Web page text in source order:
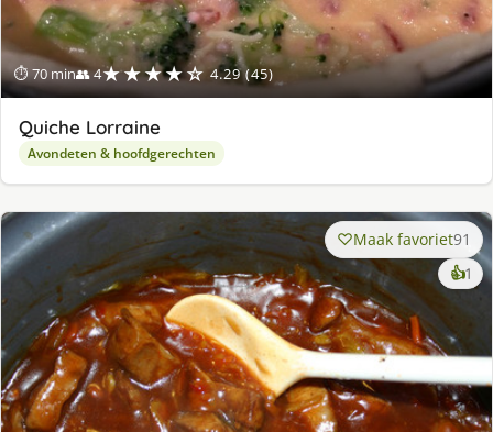
⏱ 70 min👥 4★★★★☆ 4.29 (45)
Quiche Lorraine
Avondeten & hoofdgerechten
Maak favoriet91
👍1